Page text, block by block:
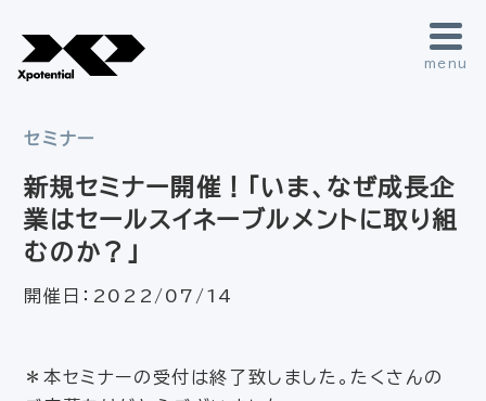
menu
セミナー
新規セミナー開催！「いま、なぜ成長企
業はセールスイネーブルメントに取り組
むのか？」
開催日： 2022/07/14
＊本セミナーの受付は終了致しました。たくさんの